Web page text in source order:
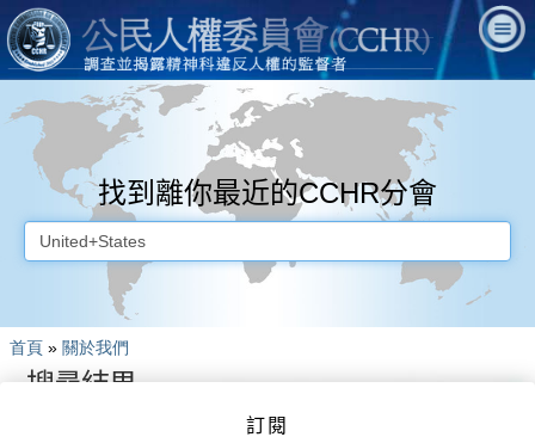
找到離你最近的CCHR分會
首頁 » 關於我們
搜尋結果
訂閱